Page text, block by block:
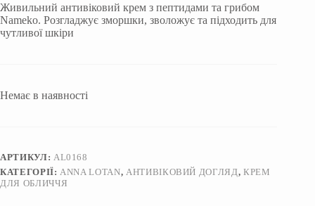
Живильний антивіковий крем з пептидами та грибом
Nameko. Розгладжує зморшки, зволожує та підходить для
чутливої шкіри
Немає в наявності
АРТИКУЛ: AL0168
КАТЕГОРІЇ: ANNA LOTAN, АНТИВІКОВИЙ ДОГЛЯД, КРЕМ
ДЛЯ ОБЛИЧЧЯ